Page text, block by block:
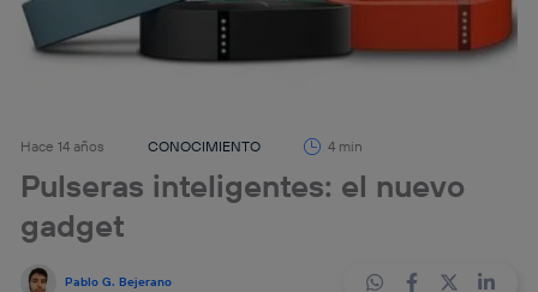
Hace 14 años CONOCIMIENTO 4 min
Pulseras inteligentes: el nuevo
gadget
Pablo G. Bejerano